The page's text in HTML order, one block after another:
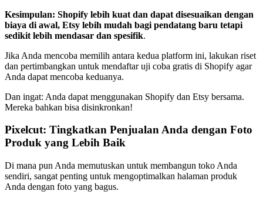
Kesimpulan: Shopify lebih kuat dan dapat disesuaikan dengan
biaya di awal, Etsy lebih mudah bagi pendatang baru tetapi
sedikit lebih mendasar dan spesifik.
Jika Anda mencoba memilih antara kedua platform ini, lakukan riset
dan pertimbangkan untuk mendaftar uji coba gratis di Shopify agar
Anda dapat mencoba keduanya.
Dan ingat: Anda dapat menggunakan Shopify dan Etsy bersama.
Mereka bahkan bisa disinkronkan!
Pixelcut: Tingkatkan Penjualan Anda dengan Foto
Produk yang Lebih Baik
Di mana pun Anda memutuskan untuk membangun toko Anda
sendiri, sangat penting untuk mengoptimalkan halaman produk
Anda dengan foto yang bagus.